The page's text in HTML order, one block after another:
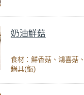
奶油鮮菇
食材：鮮香菇、鴻喜菇
鍋具(盤)